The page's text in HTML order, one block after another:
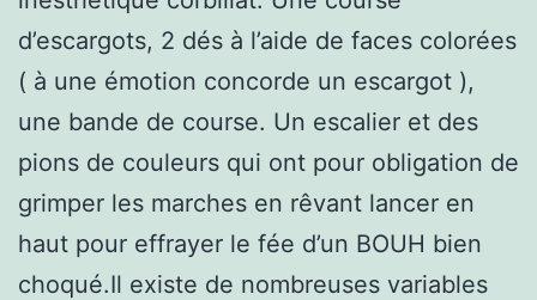
d’escargots, 2 dés à l’aide de faces colorées
( à une émotion concorde un escargot ),
une bande de course. Un escalier et des
pions de couleurs qui ont pour obligation de
grimper les marches en rêvant lancer en
haut pour effrayer le fée d’un BOUH bien
choqué.Il existe de nombreuses variables